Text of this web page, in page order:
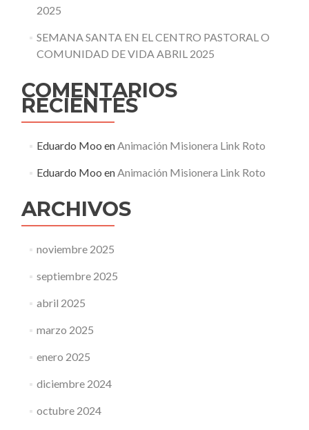
2025
SEMANA SANTA EN EL CENTRO PASTORAL O
COMUNIDAD DE VIDA ABRIL 2025
COMENTARIOS
RECIENTES
Eduardo Moo enAnimación Misionera Link Roto
Eduardo Moo enAnimación Misionera Link Roto
ARCHIVOS
noviembre 2025
septiembre 2025
abril 2025
marzo 2025
enero 2025
diciembre 2024
octubre 2024